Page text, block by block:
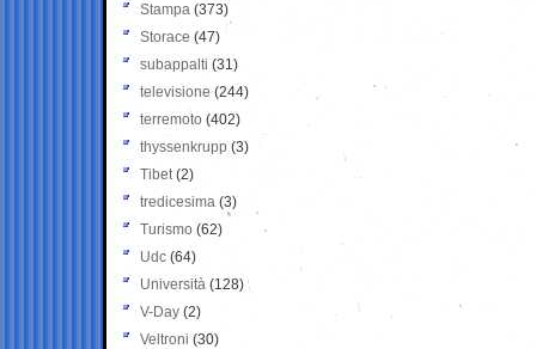
Stampa (373)
Storace (47)
subappalti (31)
televisione(244)
terremoto (402)
thyssenkrupp (3)
Tibet(2)
tredicesima (3)
Turismo (62)
Udc (64)
Università (128)
V-Day (2)
Veltroni (30)